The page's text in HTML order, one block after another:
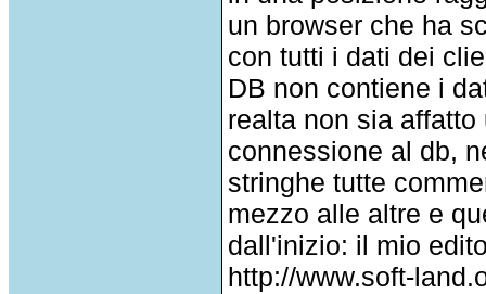
un browser che ha
con tutti i dati dei
DB non contiene i
realta non sia
connessione al db,
stringhe tutte
mezzo alle altre e
dall'inizio: il mio
http://www.soft-